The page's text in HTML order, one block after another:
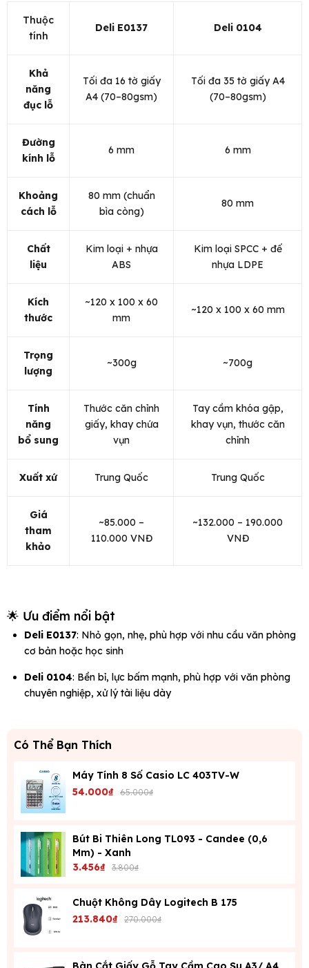
Thuộc
tính
Deli E0137 Deli 0104
Khả
năng
đục lỗ
Tối đa 16 tờ giấy
A4 (70–80gsm)
Tối đa 35 tờ giấy A4
(70–80gsm)
Đường
kính lỗ
6 mm 6 mm
Khoảng
cách lỗ
80 mm (chuẩn
bìa còng)
80 mm
Chất
liệu
Kim loại + nhựa
ABS
Kim loại SPCC + đế
nhựa LDPE
Kích
thước
~120 x 100 x 60
mm
~120 x 100 x 60 mm
Trọng
lượng
~300g ~700g
Tính
năng
bổ sung
Thước căn chỉnh
giấy, khay chứa
vụn
Tay cầm khóa gập,
khay vụn, thước căn
chỉnh
Xuất xứ Trung Quốc Trung Quốc
Giá
tham
khảo
~85.000 –
110.000 VNĐ
~132.000 – 190.000
VNĐ
🌟 Ưu điểm nổi bật
Deli E0137: Nhỏ gọn, nhẹ, phù hợp với nhu cầu văn phòng
cơ bản hoặc học sinh
Deli 0104: Bền bỉ, lực bấm mạnh, phù hợp với văn phòng
chuyên nghiệp, xử lý tài liệu dày
Có Thể Bạn Thích
Máy Tính 8 Số Casio LC 403TV-W
54.000₫ 65.000₫
Bút Bi Thiên Long TL093 - Candee (0,6
Mm) - Xanh
3.456₫ 3.800₫
Chuột Không Dây Logitech B 175
213.840₫ 270.000₫